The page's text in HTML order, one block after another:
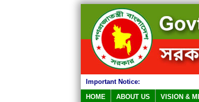
Important Notice:
HOME
ABOUT US VISION &